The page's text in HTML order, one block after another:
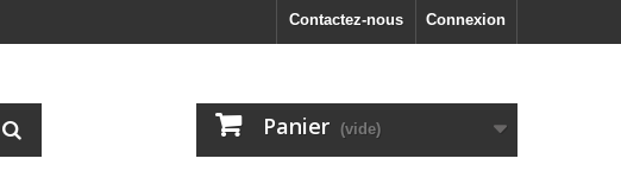
Connexion
Contactez-nous
Panier (vide)